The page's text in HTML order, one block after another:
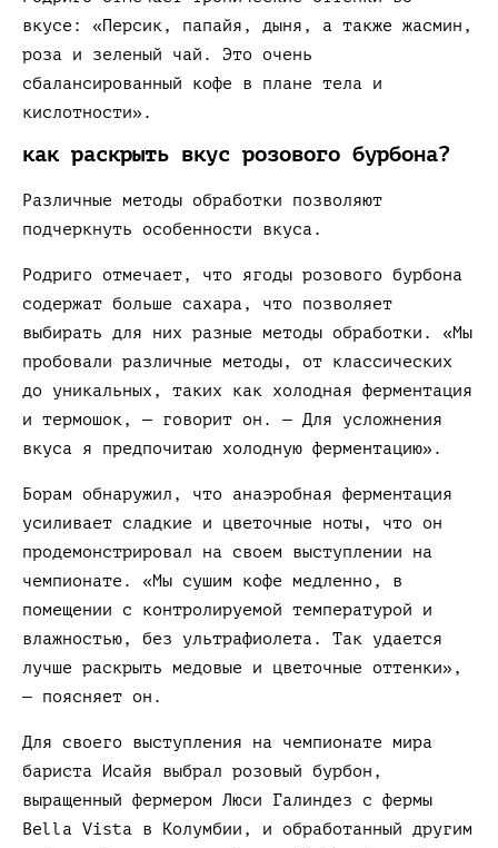
вкусе: «Персик, папайя, дыня, а также жасмин,
роза и зеленый чай. Это очень
сбалансированный кофе в плане тела и
кислотности».
как раскрыть вкус розового бурбона?
Различные методы обработки позволяют
подчеркнуть особенности вкуса.
Родриго отмечает, что ягоды розового бурбона
содержат больше сахара, что позволяет
выбирать для них разные методы обработки. «Мы
пробовали различные методы, от классических
до уникальных, таких как холодная ферментация
и термошок, — говорит он. — Для усложнения
вкуса я предпочитаю холодную ферментацию».
Борам обнаружил, что анаэробная ферментация
усиливает сладкие и цветочные ноты, что он
продемонстрировал на своем выступлении на
чемпионате. «Мы сушим кофе медленно, в
помещении с контролируемой температурой и
влажностью, без ультрафиолета. Так удается
лучше раскрыть медовые и цветочные оттенки»,
— поясняет он.
Для своего выступления на чемпионате мира
бариста Исайя выбрал розовый бурбон,
выращенный фермером Люси Галиндез с фермы
Bella Vista в Колумбии, и обработанный другим